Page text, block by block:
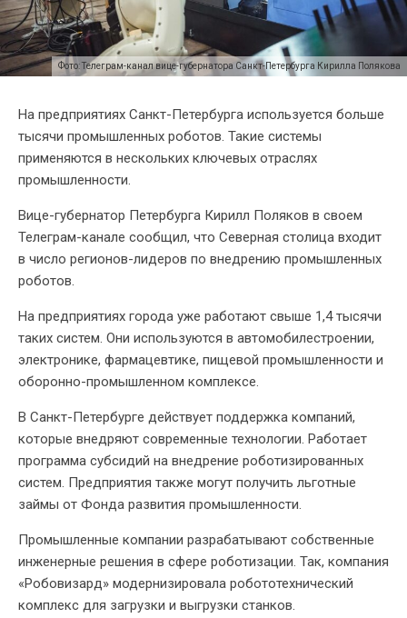
Фото: Телеграм-канал вице-губернатора Санкт-Петербурга Кирилла Полякова
На предприятиях Санкт-Петербурга используется больше
тысячи промышленных роботов. Такие системы
применяются в нескольких ключевых отраслях
промышленности.
Вице-губернатор Петербурга Кирилл Поляков в своем
Телеграм-канале сообщил, что Северная столица входит
в число регионов-лидеров по внедрению промышленных
роботов.
На предприятиях города уже работают свыше 1,4 тысячи
таких систем. Они используются в автомобилестроении,
электронике, фармацевтике, пищевой промышленности и
оборонно-промышленном комплексе.
В Санкт-Петербурге действует поддержка компаний,
которые внедряют современные технологии. Работает
программа субсидий на внедрение роботизированных
систем. Предприятия также могут получить льготные
займы от Фонда развития промышленности.
Промышленные компании разрабатывают собственные
инженерные решения в сфере роботизации. Так, компания
«Робовизард» модернизировала робототехнический
комплекс для загрузки и выгрузки станков.